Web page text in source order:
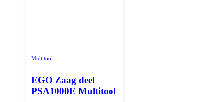
Multitool
EGO Zaag deel
PSA1000E Multitool